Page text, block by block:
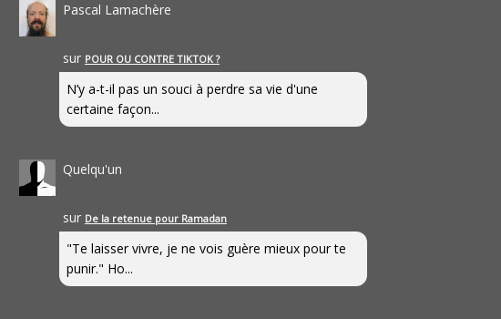
Pascal Lamachère
sur POUR OU CONTRE TIKTOK ?
N’y a-t-il pas un souci à perdre sa vie d'une
certaine façon...
Quelqu'un
sur De la retenue pour Ramadan
"Te laisser vivre, je ne vois guère mieux pour te
punir." Ho...